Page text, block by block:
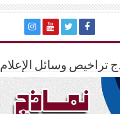
تراخيص وسائل الإعلام